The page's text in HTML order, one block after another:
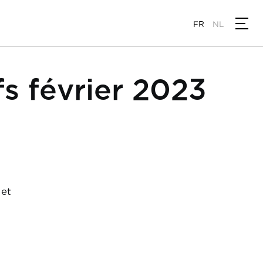
FR NL
février 2023